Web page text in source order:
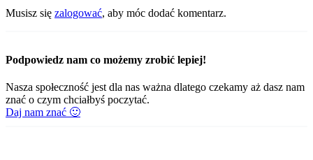
Musisz się zalogować, aby móc dodać komentarz.
Podpowiedz nam co możemy zrobić lepiej!
Nasza społeczność jest dla nas ważna dlatego czekamy aż dasz nam
znać o czym chciałbyś poczytać.
Daj nam znać 🙂